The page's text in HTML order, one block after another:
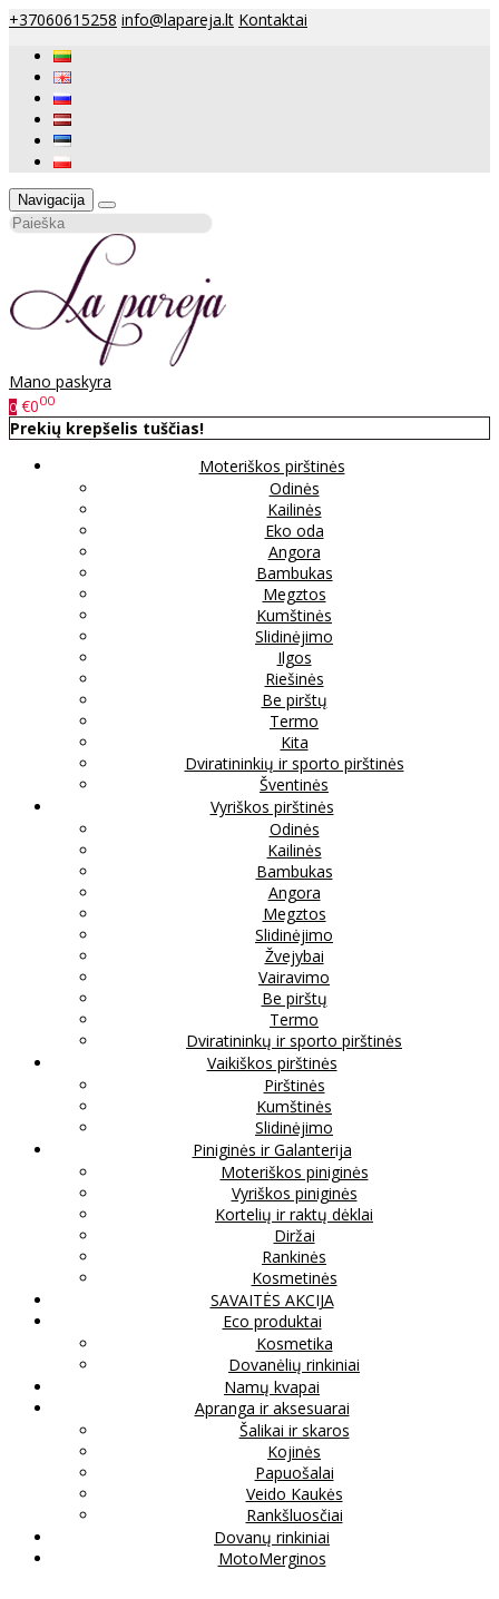
+37060615258 info@lapareja.lt Kontaktai
Navigacija
Mano paskyra
0 €000
Prekių krepšelis tuščias!
Moteriškos pirštinės
Odinės
Kailinės
Eko oda
Angora
Bambukas
Megztos
Kumštinės
Slidinėjimo
Ilgos
Riešinės
Be pirštų
Termo
Kita
Dviratininkių ir sporto pirštinės
Šventinės
Vyriškos pirštinės
Odinės
Kailinės
Bambukas
Angora
Megztos
Slidinėjimo
Žvejybai
Vairavimo
Be pirštų
Termo
Dviratininkų ir sporto pirštinės
Vaikiškos pirštinės
Pirštinės
Kumštinės
Slidinėjimo
Piniginės ir Galanterija
Moteriškos piniginės
Vyriškos piniginės
Kortelių ir raktų dėklai
Diržai
Rankinės
Kosmetinės
SAVAITĖS AKCIJA
Eco produktai
Kosmetika
Dovanėlių rinkiniai
Namų kvapai
Apranga ir aksesuarai
Šalikai ir skaros
Kojinės
Papuošalai
Veido Kaukės
Rankšluosčiai
Dovanų rinkiniai
MotoMerginos